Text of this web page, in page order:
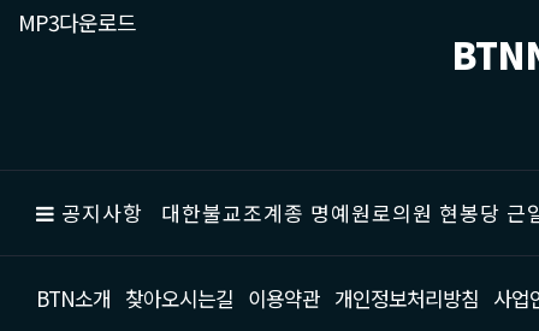
MP3다운로드
공지사항 대한불교조계종 명예원로의원 현봉당
BTN소개 찾아오시는길 이용약관 개인정보처리방침 사업